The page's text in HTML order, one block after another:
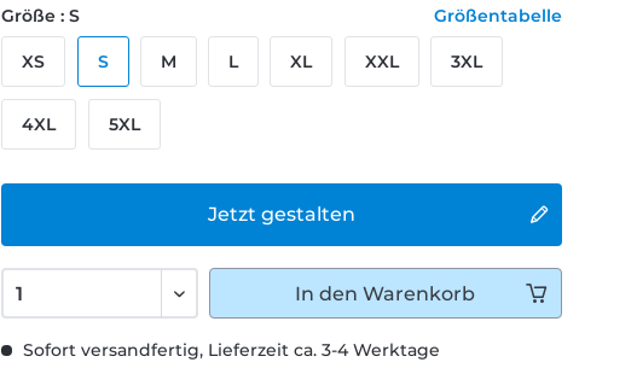
Sofort versandfertig, Lieferzeit ca. 3-4 Werktage
Jetzt gestalten
Größe : S Größentabelle
XS S M L XL XXL 3XL
4XL 5XL
In den Warenkorb